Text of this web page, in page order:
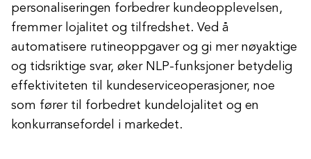
personaliseringen forbedrer kundeopplevelsen,
fremmer lojalitet og tilfredshet. Ved å
automatisere rutineoppgaver og gi mer nøyaktige
og tidsriktige svar, øker NLP-funksjoner betydelig
effektiviteten til kundeserviceoperasjoner, noe
som fører til forbedret kundelojalitet og en
konkurransefordel i markedet.